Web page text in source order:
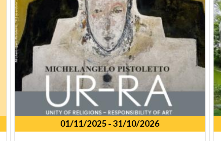
01/11/2025-31/10/2026